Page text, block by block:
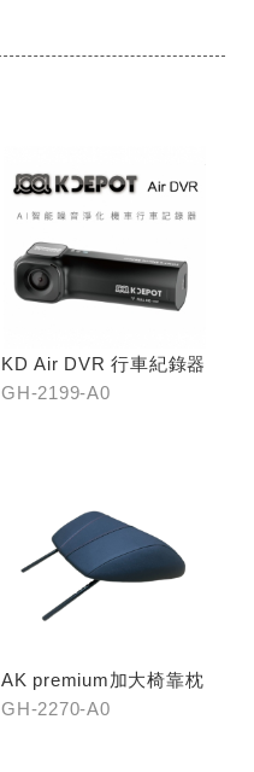
KD Air DVR 行車紀錄器
GH-2199-A0
AK premium加大椅靠枕
GH-2270-A0